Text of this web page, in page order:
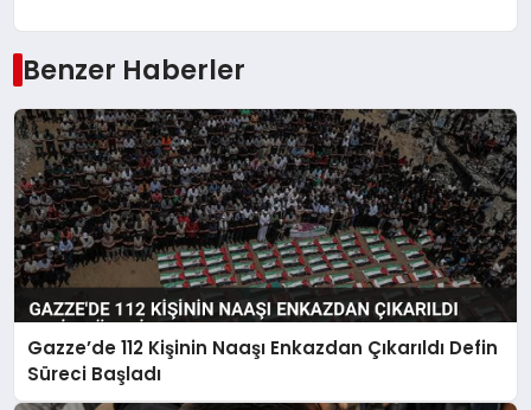
Benzer Haberler
Gazze’de 112 Kişinin Naaşı Enkazdan Çıkarıldı Defin
Süreci Başladı